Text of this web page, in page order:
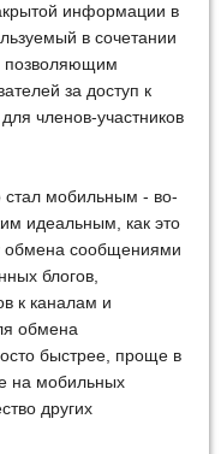
информации в
в сочетании
позволяющим
за доступ к
членов-участников
стал мобильным - во-
идеальным, как это
обмена сообщениями
блогов,
к каналам и
обмена
быстрее, проще в
на мобильных
других